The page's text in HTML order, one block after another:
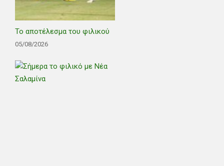
Το αποτέλεσμα του φιλικού
05/08/2026